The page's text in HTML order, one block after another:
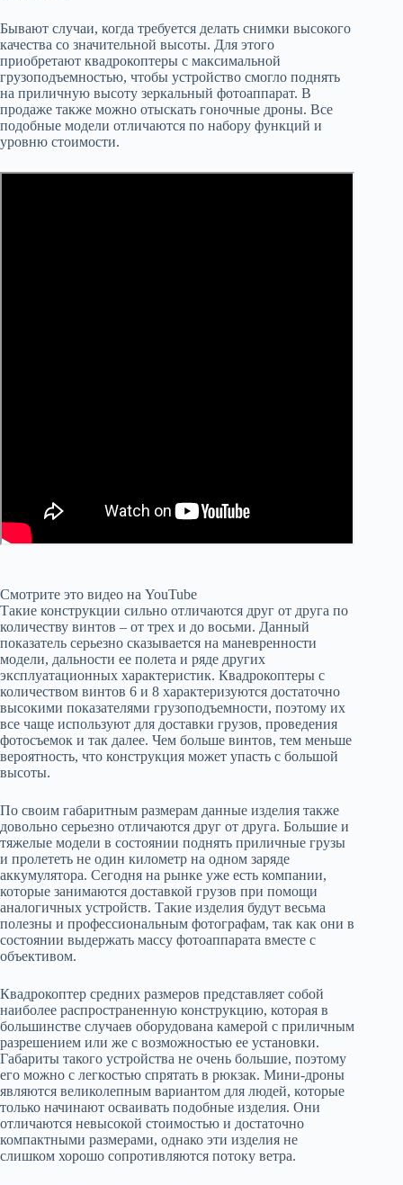
Бывают случаи, когда требуется делать снимки высокого
качества со значительной высоты. Для этого
приобретают квадрокоптеры с максимальной
грузоподъемностью, чтобы устройство смогло поднять
на приличную высоту зеркальный фотоаппарат. В
продаже также можно отыскать гоночные дроны. Все
подобные модели отличаются по набору функций и
уровню стоимости.
Смотрите это видео на YouTube
Такие конструкции сильно отличаются друг от друга по
количеству винтов – от трех и до восьми. Данный
показатель серьезно сказывается на маневренности
модели, дальности ее полета и ряде других
эксплуатационных характеристик. Квадрокоптеры с
количеством винтов 6 и 8 характеризуются достаточно
высокими показателями грузоподъемности, поэтому их
все чаще используют для доставки грузов, проведения
фотосъемок и так далее. Чем больше винтов, тем меньше
вероятность, что конструкция может упасть с большой
высоты.
По своим габаритным размерам данные изделия также
довольно серьезно отличаются друг от друга. Большие и
тяжелые модели в состоянии поднять приличные грузы
и пролететь не один километр на одном заряде
аккумулятора. Сегодня на рынке уже есть компании,
которые занимаются доставкой грузов при помощи
аналогичных устройств. Такие изделия будут весьма
полезны и профессиональным фотографам, так как они в
состоянии выдержать массу фотоаппарата вместе с
объективом.
Квадрокоптер средних размеров представляет собой
наиболее распространенную конструкцию, которая в
большинстве случаев оборудована камерой с приличным
разрешением или же с возможностью ее установки.
Габариты такого устройства не очень большие, поэтому
его можно с легкостью спрятать в рюкзак. Мини-дроны
являются великолепным вариантом для людей, которые
только начинают осваивать подобные изделия. Они
отличаются невысокой стоимостью и достаточно
компактными размерами, однако эти изделия не
слишком хорошо сопротивляются потоку ветра.